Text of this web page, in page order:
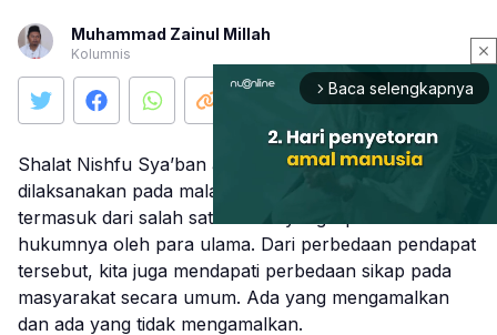
Muhammad Zainul Millah
Kolumnis
Shalat Nishfu Sya’ban adalah shalat sunah yang
dilaksanakan pada malam 15 bulan Sya’ban. Shalat ini
termasuk dari salah satu shalat yang diperselisihkan
hukumnya oleh para ulama. Dari perbedaan pendapat
tersebut, kita juga mendapati perbedaan sikap pada
masyarakat secara umum. Ada yang mengamalkan
dan ada yang tidak mengamalkan.
close
arrow_forward_ios Baca selengkapnya